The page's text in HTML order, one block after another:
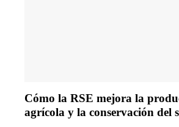
Cómo la RSE mejora la
agrícola y la conservación del